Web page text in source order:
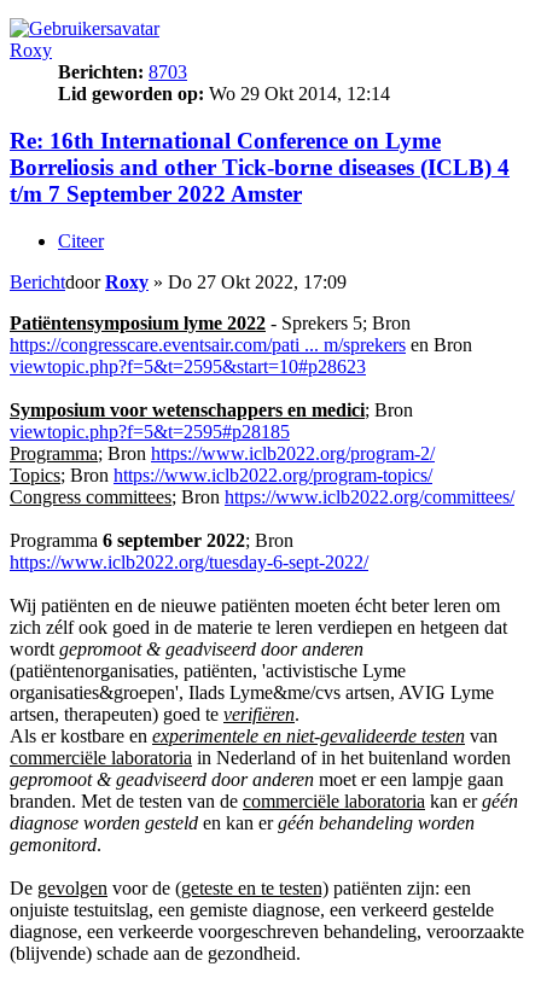
Roxy
Berichten: 8703
Lid geworden op: Wo 29 Okt 2014, 12:14
Re: 16th International Conference on Lyme
Borreliosis and other Tick-borne diseases (ICLB) 4
t/m 7 September 2022 Amster
Citeer
BerichtdoorRoxy » Do 27 Okt 2022, 17:09
Patiëntensymposium lyme 2022 - Sprekers 5; Bron
https://congresscare.eventsair.com/pati ... m/sprekers en Bron
viewtopic.php?f=5&t=2595&start=10#p28623
Symposium voor wetenschappers en medici; Bron
viewtopic.php?f=5&t=2595#p28185
Programma; Bron https://www.iclb2022.org/program-2/
Topics; Bron https://www.iclb2022.org/program-topics/
Congress committees; Bron https://www.iclb2022.org/committees/
Programma 6 september 2022; Bron
https://www.iclb2022.org/tuesday-6-sept-2022/
Wij patiënten en de nieuwe patiënten moeten écht beter leren om
zich zélf ook goed in de materie te leren verdiepen en hetgeen dat
wordt gepromoot & geadviseerd door anderen
(patiëntenorganisaties, patiënten, 'activistische Lyme
organisaties&groepen', Ilads Lyme&me/cvs artsen, AVIG Lyme
artsen, therapeuten) goed te verifiëren.
Als er kostbare en experimentele en niet-gevalideerde testen van
commerciële laboratoria in Nederland of in het buitenland worden
gepromoot & geadviseerd door anderen moet er een lampje gaan
branden. Met de testen van de commerciële laboratoria kan ergéén
diagnose worden gesteld en kan ergéén behandeling worden
gemonitord.
De gevolgen voor de (geteste en te testen) patiënten zijn: een
onjuiste testuitslag, een gemiste diagnose, een verkeerd gestelde
diagnose, een verkeerde voorgeschreven behandeling, veroorzaakte
(blijvende) schade aan de gezondheid.